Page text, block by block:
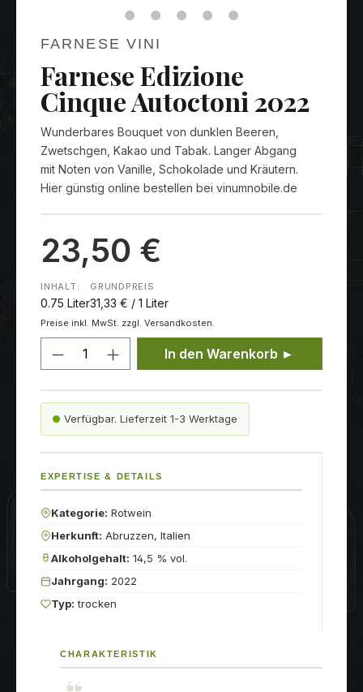
FARNESE VINI
Farnese Edizione
Cinque Autoctoni 2022
Wunderbares Bouquet von dunklen Beeren,
Zwetschgen, Kakao und Tabak. Langer Abgang
mit Noten von Vanille, Schokolade und Kräutern.
Hier günstig online bestellen bei vinumnobile.de
23,50 €
INHALT:
0.75 Liter
GRUNDPREIS
31,33 € / 1 Liter
Preise inkl. MwSt. zzgl. Versandkosten.
Produkt Anzahl: Gib den
In den Warenkorb ►
Verfügbar. Lieferzeit 1-3 Werktage
EXPERTISE & DETAILS
Kategorie: Rotwein
Herkunft: Abruzzen, Italien
Alkoholgehalt: 14,5 % vol.
Jahrgang: 2022
Typ: trocken
CHARAKTERISTIK